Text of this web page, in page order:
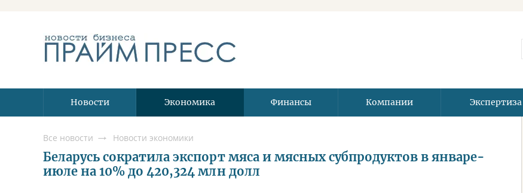
Новости Экономика Финансы Компании Экспертиза
Все новости Новости экономики
Беларусь сократила экспорт мяса и мясных субпродуктов в январе-
июле на 10% до 420,324 млн долл